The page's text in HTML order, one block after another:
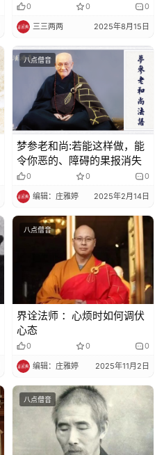
0 0 0
三三两两 2025年8月15日
八点僧音
梦参老和尚:若能这样做，能
令你恶的、障碍的果报消失
0 0 0
编辑：庄雅婷 2025年2月14日
八点僧音
界诠法师 ：心烦时如何调伏
心态
0 0 0
编辑：庄雅婷 2025年11月2日
八点僧音